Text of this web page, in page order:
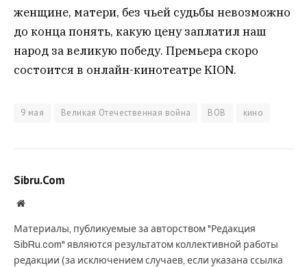
женщине, матери, без чьей судьбы невозможно
до конца понять, какую цену заплатил наш
народ за великую победу. Премьера скоро
состоится в онлайн-кинотеатре KION.
9 мая Великая Отечественная война ВОВ кино
Sibru.Com
Website
Материалы, публикуемые за авторством "Редакция
SibRu.com" являются результатом коллективной работы
редакции (за исключением случаев, если указана ссылка